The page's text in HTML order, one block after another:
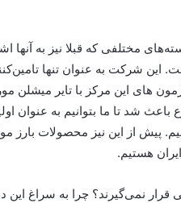
دسته‌های مختلفی که قبلا نیز به آنها
شرکت به عنوان تنها
های این مرکز با تایر میشلن
شد تا ما بتوانیم به عنوان
پیش از این نیز محصولات
هستیم.
نمی‌گیرند؟ چرا به سراغ این